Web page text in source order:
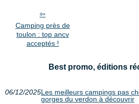
Camping près de
toulon : top ancv
acceptés !
Best promo, éditions
06/12/2025Les meilleurs campings pas
gorges du verdon à découvrir